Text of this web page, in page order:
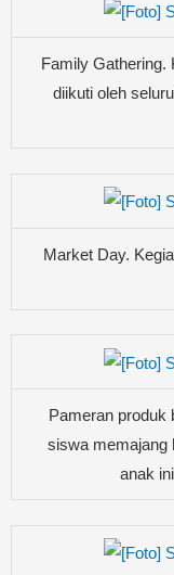
Family Gathering.
diikuti oleh
Market Day.
Pameran produk
siswa memajang
anak